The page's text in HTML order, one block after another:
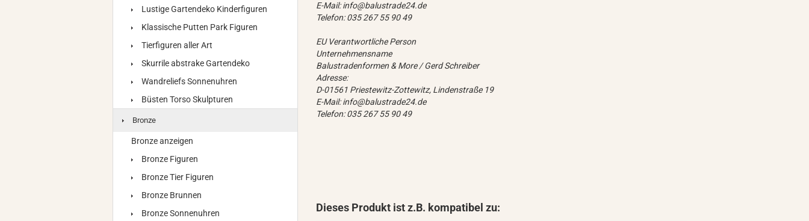
E-Mail: info@balustrade24.de
Telefon: 035 267 55 90 49
EU Verantwortliche Person
Unternehmensname
Balustradenformen & More / Gerd Schreiber
Adresse:
D-01561 Priestewitz-Zottewitz, Lindenstraße 19
E-Mail: info@balustrade24.de
Telefon: 035 267 55 90 49
Dieses Produkt ist z.B. kompatibel zu:
Lustige Gartendeko Kinderfiguren
Klassische Putten Park Figuren
Tierfiguren aller Art
Skurrile abstrake Gartendeko
Wandreliefs Sonnenuhren
Büsten Torso Skulpturen
Bronze
Bronze anzeigen
Bronze Figuren
Bronze Tier Figuren
Bronze Brunnen
Bronze Sonnenuhren